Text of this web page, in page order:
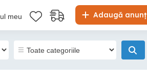
Adaugă anunț
meu